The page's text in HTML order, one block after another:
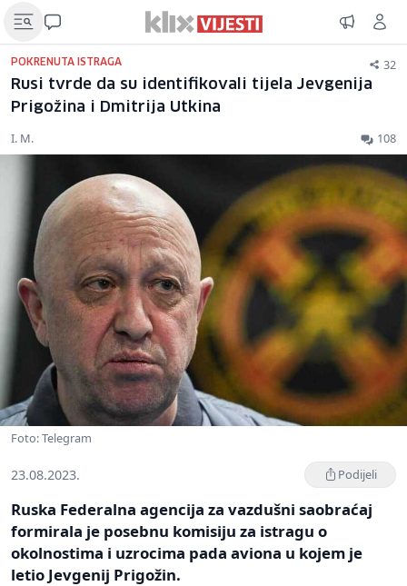
POKRENUTA ISTRAGA 32
Rusi tvrde da su identifikovali tijela Jevgenija
Prigožina i Dmitrija Utkina
I. M. 108
Foto: Telegram
23.08.2023. Podijeli
Ruska Federalna agencija za vazdušni saobraćaj
formirala je posebnu komisiju za istragu o
okolnostima i uzrocima pada aviona u kojem je
letio Jevgenij Prigožin.